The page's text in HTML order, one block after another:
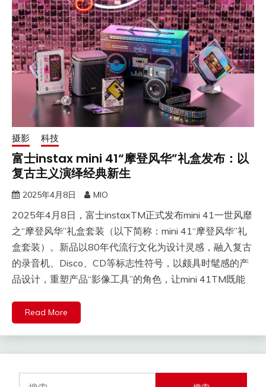
摄影 科技
富士instax mini 41“摩登风华”礼盒发布：以
复古主义演绎经典新生
2025年4月8日 MIO
2025年4月8日，富士instaxTM正式发布mini 41一世风靡
之“摩登风华”礼盒套装（以下简称：mini 41“摩登风华”礼
盒套装）。新品以80年代流行文化为设计灵感，融入复古
的录音机、Disco、CD等标志性符号，以颇具时髦感的产
品设计，重塑产品“影像工具”的角色，让mini 41TM既能
Read More